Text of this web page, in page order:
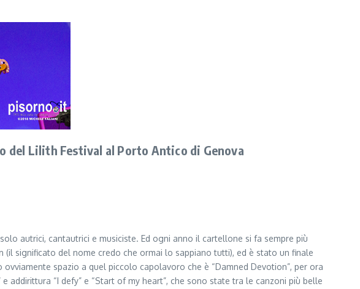
del Lilith Festival al Porto Antico di Genova
autrici, cantautrici e musiciste. Ed ogni anno il cartellone si fa sempre più
(il significato del nome credo che ormai lo sappiano tutti), ed è stato un finale
spazio a quel piccolo capolavoro che è “Damned Devotion”, per ora
“I defy” e “Start of my heart”, che sono state tra le canzoni più belle